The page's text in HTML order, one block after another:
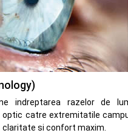
indreptarea razelor de
catre extremitatile
claritate si confort maxim.